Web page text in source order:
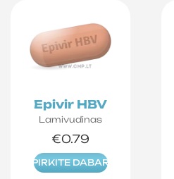
Epivir HBV
Lamivudinas
€0.79
PIRKITE DABAR